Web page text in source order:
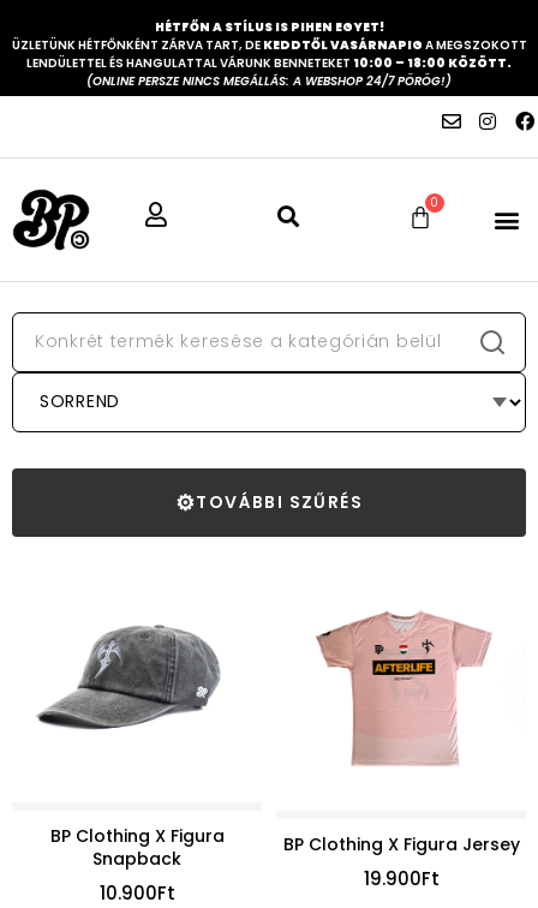
HÉTFŐN A STÍLUS IS PIHEN EGYET!
ÜZLETÜNK HÉTFŐNKÉNT ZÁRVA TART, DE KEDDTŐL VASÁRNAPIG A MEGSZOKOTT
LENDÜLETTEL ÉS HANGULATTAL VÁRUNK BENNETEKET 10:00 – 18:00 KÖZÖTT.
(ONLINE PERSZE NINCS MEGÁLLÁS: A WEBSHOP 24/7 PÖRÖG!)
0
⚙TOVÁBBI SZŰRÉS
BP Clothing X Figura
Snapback
10.900Ft
BP Clothing X Figura Jersey
19.900Ft